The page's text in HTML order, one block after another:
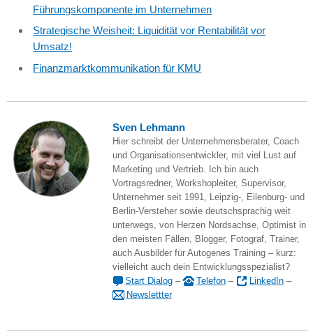
Führungskomponente im Unternehmen
Strategische Weisheit: Liquidität vor Rentabilität vor
Umsatz!
Finanzmarktkommunikation für KMU
Sven Lehmann
Hier schreibt der Unternehmensberater, Coach
und Organisationsentwickler, mit viel Lust auf
Marketing und Vertrieb. Ich bin auch
Vortragsredner, Workshopleiter, Supervisor,
Unternehmer seit 1991, Leipzig-, Eilenburg- und
Berlin-Versteher sowie deutschsprachig weit
unterwegs, von Herzen Nordsachse, Optimist in
den meisten Fällen, Blogger, Fotograf, Trainer,
auch Ausbilder für Autogenes Training – kurz:
vielleicht auch dein Entwicklungsspezialist?
Start Dialog – Telefon – LinkedIn –
Newslettter